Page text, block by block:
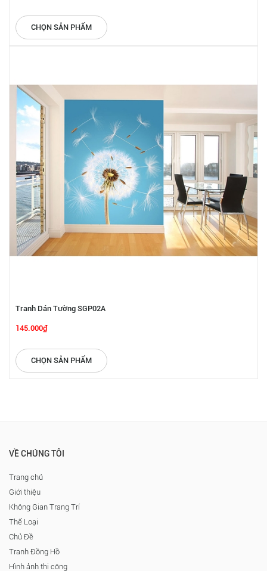
CHỌN SẢN PHẨM
Tranh Dán Tường SGP02A
145.000₫
CHỌN SẢN PHẨM
VỀ CHÚNG TÔI
Trang chủ
Giới thiệu
Không Gian Trang Trí
Thể Loại
Chủ Đề
Tranh Đồng Hồ
Hình ảnh thi công